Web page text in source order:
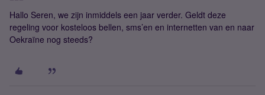
Hallo Seren, we zijn inmiddels een jaar verder. Geldt deze
regeling voor kosteloos bellen, sms’en en internetten van en naar
Oekraïne nog steeds?